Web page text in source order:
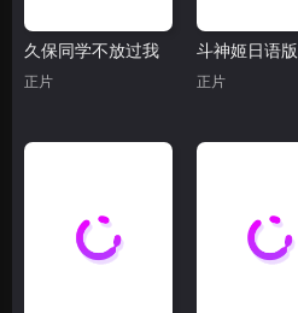
久保同学不放过我
正片
斗神姬日语版
正片